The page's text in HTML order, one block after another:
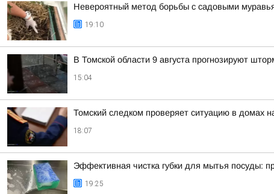
Невероятный метод борьбы с садовыми
19:10
В Томской области 9 августа прогнозируют
15:04
Томский следком проверяет ситуацию в домах
18:07
Эффективная чистка губки для мытья посуды:
19:25